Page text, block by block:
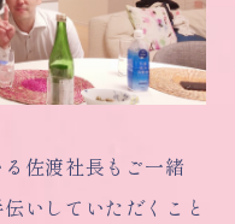
佐渡社長もご一緒
いしていただくこと